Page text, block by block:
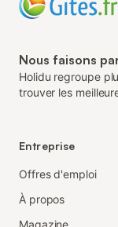
Nous faisons
Holidu regroupe
trouver les
Entreprise
Offres d'emploi
À propos
Magazine